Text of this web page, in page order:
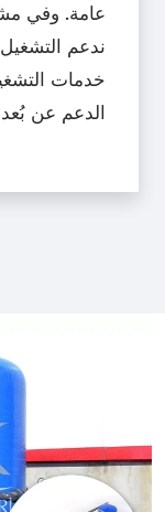
ندعم
خدمات
الدعم عن